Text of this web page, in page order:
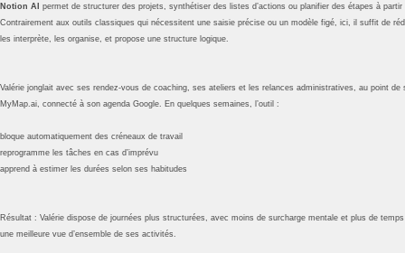
Notion AI
permet de structurer des projets, synthétiser des listes d’actions ou planifier des étapes à
Contrairement aux outils classiques qui nécessitent une saisie précise ou un modèle figé, ici, il suffit de
les interprète, les organise, et propose une structure logique.
Valérie jonglait avec ses rendez-vous de coaching, ses ateliers et les relances administratives, au point
MyMap.ai, connecté à son agenda Google. En quelques semaines, l’outil :
bloque automatiquement des créneaux de travail
reprogramme les tâches en cas d’imprévu
apprend à estimer les durées selon ses habitudes
Résultat : Valérie dispose de journées plus structurées, avec moins de surcharge mentale et plus de
une meilleure vue d’ensemble de ses activités.